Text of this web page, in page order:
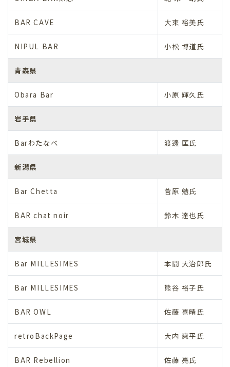
BAR CAVE 大束 裕美氏
NIPUL BAR 小松 博道氏
青森県
Obara Bar 小原 輝久氏
岩手県
Barわたなべ 渡邊 匡氏
新潟県
Bar Chetta 菅原 勉氏
BAR chat noir 鈴木 達也氏
宮城県
Bar MILLESIMES 本間 大治郎氏
Bar MILLESIMES 熊谷 裕子氏
BAR OWL 佐藤 喜晴氏
retroBackPage 大内 爽平氏
BAR Rebellion 佐藤 亮氏